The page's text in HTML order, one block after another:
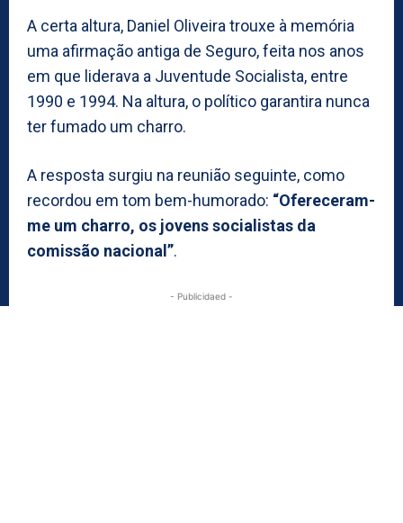
A certa altura, Daniel Oliveira trouxe à memória
uma afirmação antiga de Seguro, feita nos anos
em que liderava a Juventude Socialista, entre
1990 e 1994. Na altura, o político garantira nunca
ter fumado um charro.
A resposta surgiu na reunião seguinte, como
recordou em tom bem-humorado: “Ofereceram-
me um charro, os jovens socialistas da
comissão nacional”.
- Publicidaed -